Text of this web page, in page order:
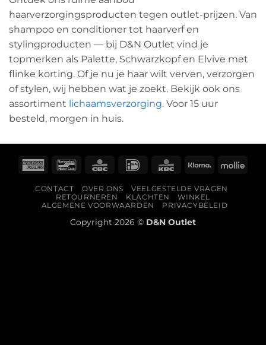
haarverzorgingsproducten tegen outlet-prijzen. Van
shampoo en conditioner tot haarverf en
stylingproducten — bij D&N Outlet vind je
topmerken als Palette, Schwarzkopf en Elvive met
flinke korting. Of je nu je haar wilt verven, verzorgen
of stylen, wij hebben wat je zoekt. Bekijk ook ons
assortiment lichaamsverzorging. Voor 15 uur
besteld, morgen in huis.
American BancontactCBC IDeal KBC Klarna
CONTACT OVER ONS
VEELGESTELDE VRAGEN
RETOURNEREN
KLACHTEN
WINKEL
ALGEMENE VOORWAARDEN
PRIVACYBELEID
Copyright 2026 © D&N Outlet